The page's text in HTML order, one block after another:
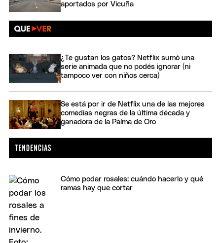
aportados por Vicuña
¿Te gustan los gatos? Netflix sumó una
serie animada que no podés ignorar (ni
tampoco ver con niños cerca)
Se está por ir de Netflix una de las mejores
comedias negras de la última década y
ganadora de la Palma de Oro
Cómo podar rosales: cuándo hacerlo y qué
ramas hay que cortar